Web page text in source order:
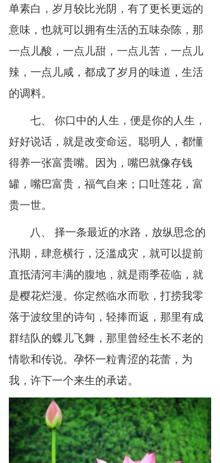
单素白，岁月较比光阴，有了更长更远的
意味，也就可以拥有生活的五味杂陈，那
一点儿酸，一点儿甜，一点儿苦，一点儿
辣，一点儿咸，都成了岁月的味道，生活
的调料。
七、 你口中的人生，便是你的人生，
好好说话，就是改变命运。聪明人，都懂
得养一张富贵嘴。因为，嘴巴就像存钱
罐，嘴巴富贵，福气自来；口吐莲花，富
贵一世。
八、 择一条最近的水路，放纵思念的
汛期，肆意横行，泛滥成灾，就可以提前
直抵清河丰满的腹地，就是雨季莅临，就
是樱花烂漫。你定然临水而歌，打捞我零
落于波纹里的诗句，轻捧而返，那里有成
群结队的蝶儿飞舞，那里曾经生长不老的
情歌和传说。孕怀一粒青涩的花蕾，为
我，许下一个来生的承诺。